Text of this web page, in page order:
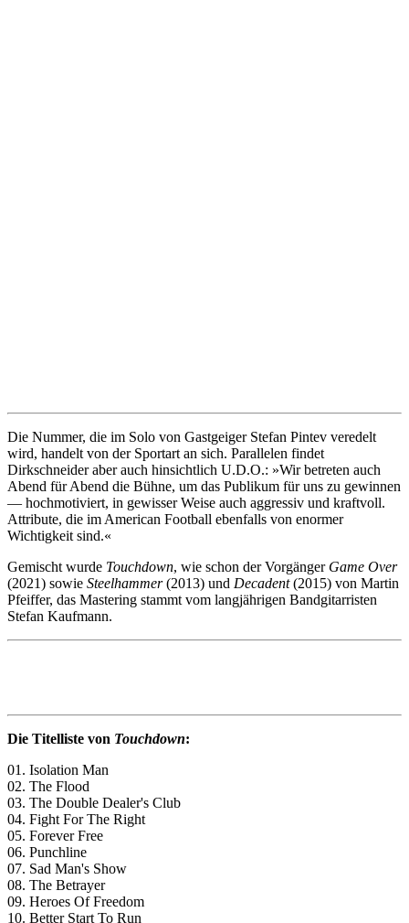
Die Nummer, die im Solo von Gastgeiger Stefan Pintev veredelt
wird, handelt von der Sportart an sich. Parallelen findet
Dirkschneider aber auch hinsichtlich U.D.O.: »Wir betreten auch
Abend für Abend die Bühne, um das Publikum für uns zu gewinnen
— hochmotiviert, in gewisser Weise auch aggressiv und kraftvoll.
Attribute, die im American Football ebenfalls von enormer
Wichtigkeit sind.«
Gemischt wurde Touchdown, wie schon der VorgängerGame Over
(2021) sowie Steelhammer(2013) und Decadent(2015) von Martin
Pfeiffer, das Mastering stammt vom langjährigen Bandgitarristen
Stefan Kaufmann.
Die Titelliste von Touchdown:
01. Isolation Man
02. The Flood
03. The Double Dealer's Club
04. Fight For The Right
05. Forever Free
06. Punchline
07. Sad Man's Show
08. The Betrayer
09. Heroes Of Freedom
10. Better Start To Run